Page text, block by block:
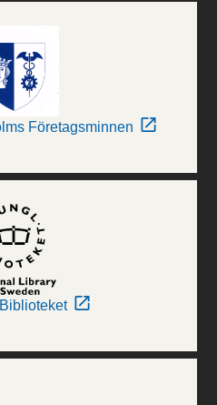
Företagsminnen